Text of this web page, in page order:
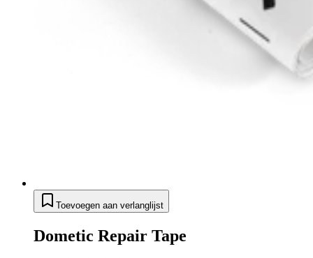
Toevoegen aan verlanglijst
Dometic Repair Tape